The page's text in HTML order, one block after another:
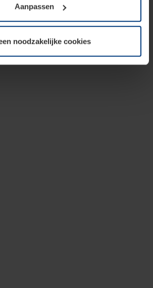
uw toestemming benodigd. Uw
u op elk moment bij de uitleg van de
Aanpassen
noodzakelijke cookies